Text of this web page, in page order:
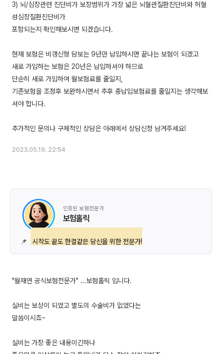
3) 뇌/심장관련 진단비가 보장범위가 가장 넓은 뇌혈관질환진단비와 허혈
성심장질환진단비가
포함되는지 확인해보시면 되겠습니다.
현재 보험은 비갱신형 담보는 9년만 납입하시면 끝나는 보험이 되겠고
새로 가입하는 보험은 20년은 납입하셔야 하므로
단순히 새로 가입하여 월보험료를 줄일지,
기존보험을 조정후 보완하시면서 추후 총납입보험료를 줄일지는 생각해보
셔야 합니다.
2023.05.19. 22:54
인증된 보험전문가
보험홀릭
📌 시작도 끝도 한결같은 당신을 위한 전문가!
"월재연 공식보험전문가" ...보험홀릭 입니다.
실비는 보상이 되었고 별도의 수술비가 없었다는
말씀이시죠~
실비는 가장 좋은 내용이긴하나